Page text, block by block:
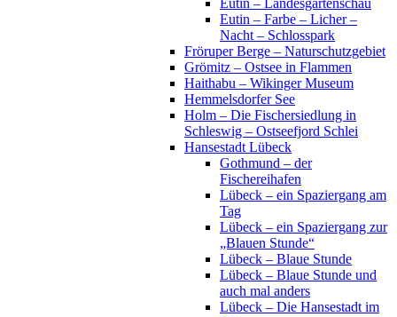
Eutin – Landesgartenschau
Eutin – Farbe – Licher –
Nacht – Schlosspark
Fröruper Berge – Naturschutzgebiet
Grömitz – Ostsee in Flammen
Haithabu – Wikinger Museum
Hemmelsdorfer See
Holm – Die Fischersiedlung in
Schleswig – Ostseefjord Schlei
Hansestadt Lübeck
Gothmund – der
Fischereihafen
Lübeck – ein Spaziergang am
Tag
Lübeck – ein Spaziergang zur
„Blauen Stunde“
Lübeck – Blaue Stunde
Lübeck – Blaue Stunde und
auch mal anders
Lübeck – Die Hansestadt im